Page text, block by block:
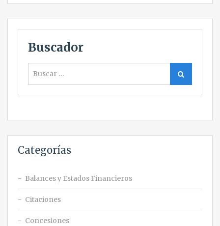
Buscador
Buscar
Categorías
Balances y Estados Financieros
Citaciones
Concesiones